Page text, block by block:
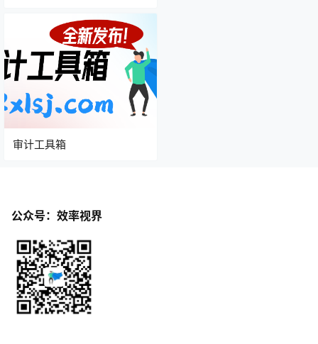
审计工具箱
公众号：效率视界